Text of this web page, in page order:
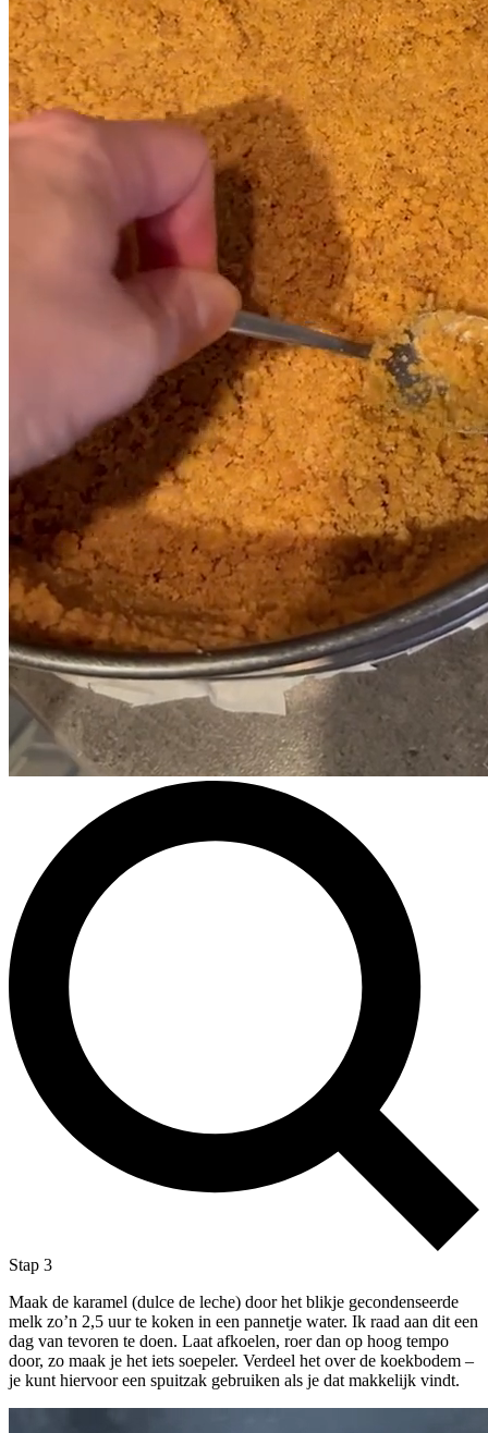
Stap 3
Maak de karamel (dulce de leche) door het blikje gecondenseerde
melk zo’n 2,5 uur te koken in een pannetje water. Ik raad aan dit een
dag van tevoren te doen. Laat afkoelen, roer dan op hoog tempo
door, zo maak je het iets soepeler. Verdeel het over de koekbodem –
je kunt hiervoor een spuitzak gebruiken als je dat makkelijk vindt.